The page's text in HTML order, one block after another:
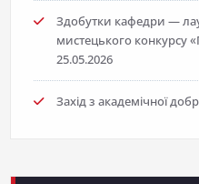
Здобутки кафедри —
мистецького конкурсу
25.05.2026
Захід з академічної